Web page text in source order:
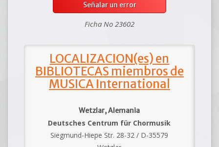
Señalar un error
Ficha No 23602
LOCALIZACION(es) en
BIBLIOTECAS miembros de
MUSICA International
Wetzlar, Alemania
Deutsches Centrum für Chormusik
Siegmund-Hiepe Str. 28-32 / D-35579